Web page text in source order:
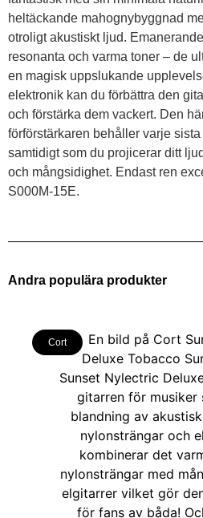
heltäckande mahognybyggnad
otroligt akustiskt ljud.
resonanta och varma toner – de
en magisk uppslukande
elektronik kan du förbättra den
och förstärka dem vackert. Den
förförstärkaren behåller varje
samtidigt som du projicerar ditt
och mångsidighet. Endast ren
S000M-15E.
Andra populära produkter
Cort